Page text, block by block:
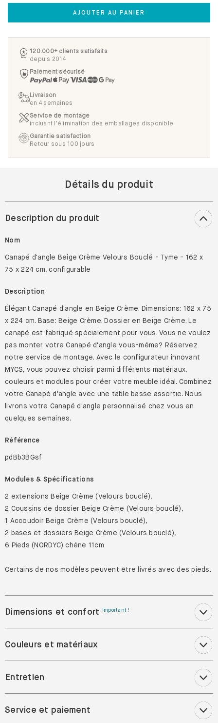
PERSONALISER
120.000+ clients satisfaits
depuis 2014
Paiement sécurisé
Livraison
en 4 semaines
Service de montage
incluant l'élimination des emballages disponible
Garantie satisfaction
Détails du produit
Description du produit
Nom
75 x 224 cm, configurable
Description
Élégant Canapé d'angle en Beige Crème. Dimensions: 162 x 75
x 224 cm. Base: Beige Crème. Dossier en Beige Crème. Le
canapé est fabriqué spécialement pour vous. Vous ne voulez
pas monter votre Canapé d'angle vous-même? Réservez
notre service de montage. Avec le configurateur innovant
MYCS, vous pouvez choisir parmi différents matériaux,
couleurs et modules pour créer votre meuble idéal. Combinez
votre Canapé d'angle avec une table basse assortie. Nous
quelques semaines.
Référence
pdBb3BGsf
Modules & Spécifications
2 extensions Beige Crème (Velours bouclé),
2 Coussins de dossier Beige Crème (Velours bouclé),
1 Accoudoir Beige Crème (Velours bouclé),
6 Pieds (NORDYC) chêne 11cm